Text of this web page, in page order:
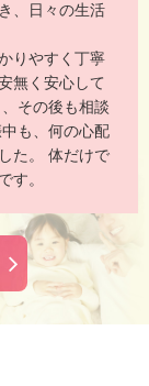
、日々の生活
りやすく丁寧
無く安心して
その後も相談
も、何の心配
た。 体だけで
す。